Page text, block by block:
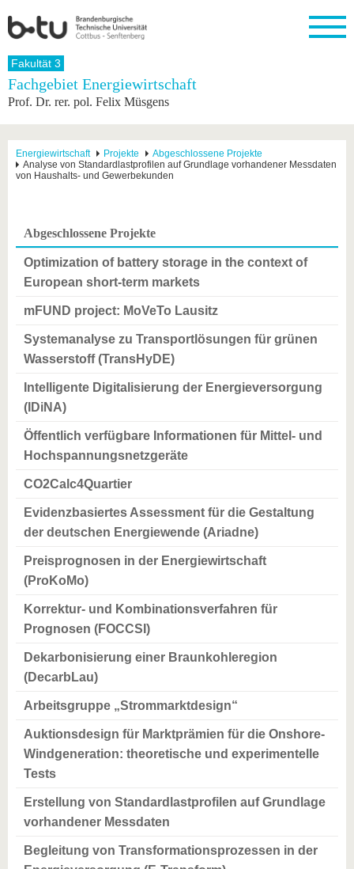
Startseite
Universität
Struktur
Karriere
Partnerschaften
Strukturwandel
Forschung
Forschung
Forschungsprofil
Nachwuchs
Studium
Vor dem
Studium
Nach
Studium
International
Profil
Aus dem
Ausland
BTU ins
Ausland
Für
Studierende
Kontakt
Wissenschaftliche
Weiterbildung
Fachkräfte
Wirtschafts-
BTU
kennen
Werte
Familie &
BTU &
Fakultät 3
Fachgebiet Energiewirtschaft
Prof. Dr. rer. pol. Felix Müsgens
Energiewirtschaft Projekte
Abgeschlossene Projekte
Analyse von Standardlastprofilen auf Grundlage vorhandener Messdaten
von Haushalts- und Gewerbekunden
Abgeschlossene Projekte
Optimization of battery storage in the context of
European short-term markets
mFUND project: MoVeTo Lausitz
Systemanalyse zu Transportlösungen für grünen
Wasserstoff (TransHyDE)
Intelligente Digitalisierung der Energieversorgung
(IDiNA)
Öffentlich verfügbare Informationen für Mittel- und
Hochspannungsnetzgeräte
CO2Calc4Quartier
Evidenzbasiertes Assessment für die Gestaltung
der deutschen Energiewende (Ariadne)
Preisprognosen in der Energiewirtschaft
(ProKoMo)
Korrektur- und Kombinationsverfahren für
Prognosen (FOCCSI)
Dekarbonisierung einer Braunkohleregion
(DecarbLau)
Arbeitsgruppe „Strommarktdesign“
Auktionsdesign für Marktprämien für die Onshore-
Windgeneration: theoretische und experimentelle
Tests
Erstellung von Standardlastprofilen auf Grundlage
vorhandener Messdaten
Begleitung von Transformationsprozessen in der